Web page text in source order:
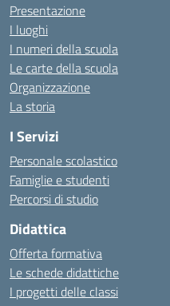
Presentazione
I luoghi
I numeri della scuola
Le carte della scuola
Organizzazione
La storia
I Servizi
Personale scolastico
Famiglie e studenti
Percorsi di studio
Didattica
Offerta formativa
Le schede didattiche
I progetti delle classi